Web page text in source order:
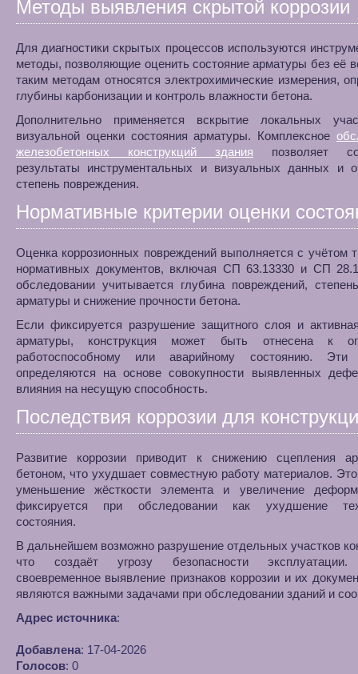
Методы выявления скрытой коррозии
Для диагностики скрытых процессов используются
методы, позволяющие оценить состояние арматуры без её
таким методам относятся электрохимические измерения,
глубины карбонизации и контроль влажности бетона.
Дополнительно применяется вскрытие локальных
визуальной оценки состояния арматуры. Комплексное
железобетонных конструкций здания позволяет
результаты инструментальных и визуальных данных и
степень повреждения.
Нормативные критерии оценки
Оценка коррозионных повреждений выполняется с учётом
нормативных документов, включая СП 63.13330 и СП
обследовании учитывается глубина повреждений,
арматуры и снижение прочности бетона.
Если фиксируется разрушение защитного слоя и
арматуры, конструкция может быть отнесена к
работоспособному или аварийному состоянию. Эти
определяются на основе совокупности выявленных
влияния на несущую способность.
Последствия коррозии для
Развитие коррозии приводит к снижению сцепления
бетоном, что ухудшает совместную работу материалов.
уменьшение жёсткости элемента и увеличение
фиксируется при обследовании как ухудшение
состояния.
В дальнейшем возможно разрушение отдельных участков
что создаёт угрозу безопасности
своевременное выявление признаков коррозии и их
являются важными задачами при обследовании зданий и
Адрес источника:
Добавлена: 17-04-2026
Голосов: 0